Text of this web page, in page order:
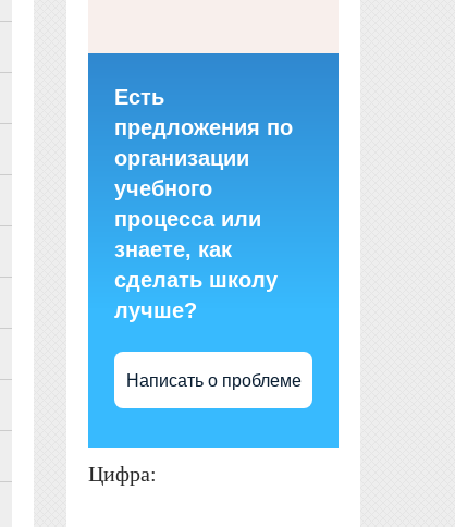
Есть
предложения по
организации
учебного
процесса или
знаете, как
сделать школу
лучше?
Написать о проблеме
Цифра: